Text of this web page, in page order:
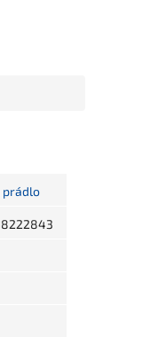
prádlo